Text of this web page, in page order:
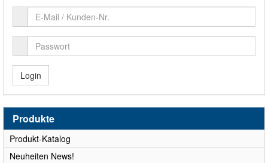
Login
Produkte
Produkt-Katalog
Neuheiten News!